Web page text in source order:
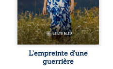
l’errance médicale
et de longues
hospitalisations.
L’auteure y
raconte ce que les
dossiers médicaux
taisent : la peur,
l’isolement,
L’empreinte d’une
guerrière